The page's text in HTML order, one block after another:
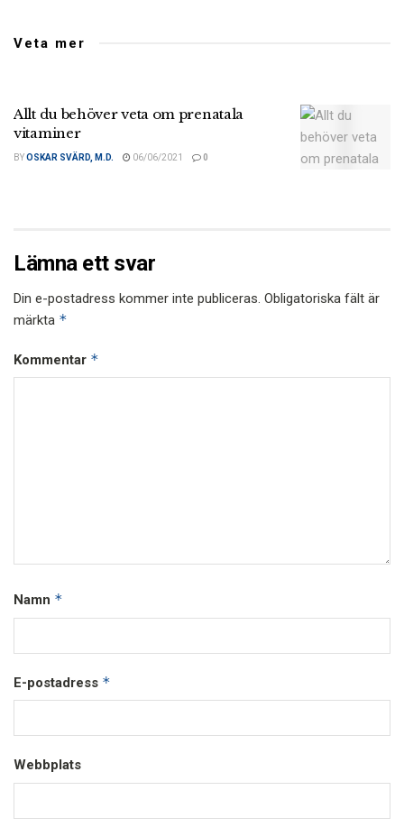
Veta mer
Allt du behöver veta om prenatala
vitaminer
BYOSKAR SVÄRD, M.D. 06/06/2021 0
Lämna ett svar
Din e-postadress kommer inte publiceras. Obligatoriska fält är
märkta *
Kommentar *
Namn *
E-postadress *
Webbplats